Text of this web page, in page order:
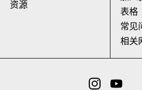
资源
表格
常见
相关